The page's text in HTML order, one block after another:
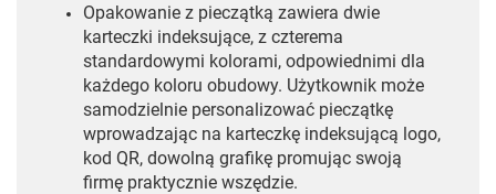
Opakowanie z pieczątką zawiera dwie
karteczki indeksujące, z czterema
standardowymi kolorami, odpowiednimi dla
każdego koloru obudowy. Użytkownik może
samodzielnie personalizować pieczątkę
wprowadzając na karteczkę indeksującą logo,
kod QR, dowolną grafikę promując swoją
firmę praktycznie wszędzie.